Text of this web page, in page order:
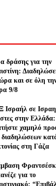
δράσης για την
και σε όλη
9/8
σε
στην Ελλάδα:
χαμηλό
στη Γάζα
για το